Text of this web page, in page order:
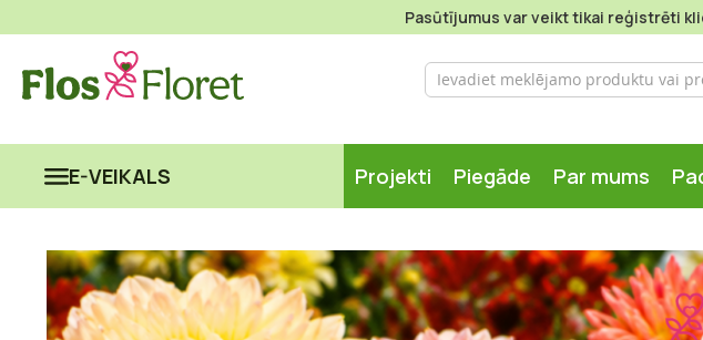
Pasūtījumus var veikt tikai reģistrēti
E-VEIKALS Projekti Piegāde Par mums
galerijas
beigām